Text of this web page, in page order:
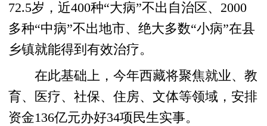
72.5岁，近400种“大病”不出自治区、2000
多种“中病”不出地市、绝大多数“小病”在县
乡镇就能得到有效治疗。
在此基础上，今年西藏将聚焦就业、教
育、医疗、社保、住房、文体等领域，安排
资金136亿元办好34项民生实事。